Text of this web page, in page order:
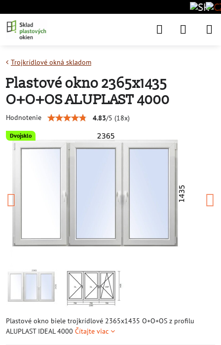
Dvojsklo
Trojkrídlové okná skladom
Plastové okno 2365x1435
O+O+OS ALUPLAST 4000
Hodnotenie 4.83/5 (18x)
Plastové okno biele trojkrídlové 2365x1435 O+O+OS z profilu
ALUPLAST IDEAL 4000 Čítajte viac